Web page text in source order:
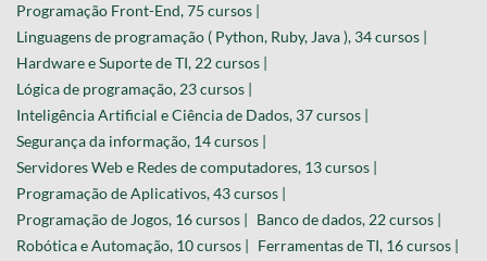
Programação Front-End, 75 cursos |
Linguagens de programação ( Python, Ruby, Java ), 34 cursos |
Hardware e Suporte de TI, 22 cursos |
Lógica de programação, 23 cursos |
Inteligência Artificial e Ciência de Dados, 37 cursos |
Segurança da informação, 14 cursos |
Servidores Web e Redes de computadores, 13 cursos |
Programação de Aplicativos, 43 cursos |
Programação de Jogos, 16 cursos | Banco de dados, 22 cursos |
Robótica e Automação, 10 cursos | Ferramentas de TI, 16 cursos |